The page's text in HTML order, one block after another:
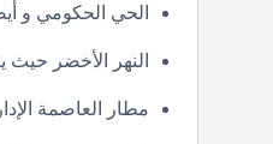
الحي الحكومي و
النهر الأخضر حيث يتمتع كمبوند
مطار العاصمة الإدارية الجديدة